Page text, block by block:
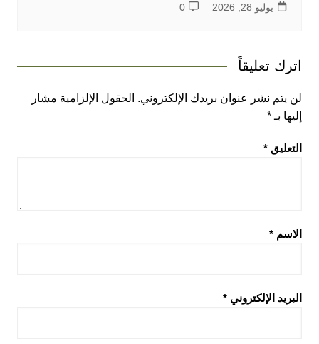
يوليو 28, 2026 0
اترك تعليقاً
لن يتم نشر عنوان بريدك الإلكتروني. الحقول الإلزامية مشار
إليها بـ *
التعليق *
الاسم *
البريد الإلكتروني *